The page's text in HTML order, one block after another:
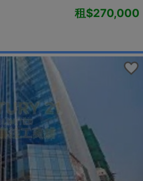
租$270,000